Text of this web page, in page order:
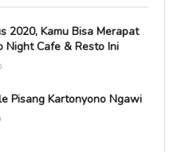
2020, Kamu Bisa Merapat
Night Cafe & Resto Ini
Pisang Kartonyono Ngawi